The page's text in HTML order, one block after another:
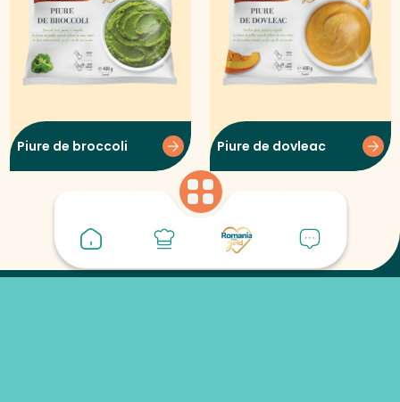
Piure de broccoli Piure de dovleac